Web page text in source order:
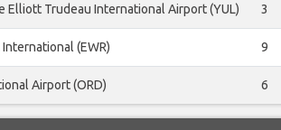
Elliott Trudeau International Airport (YUL) 3
(EWR) 9
Airport (ORD) 6